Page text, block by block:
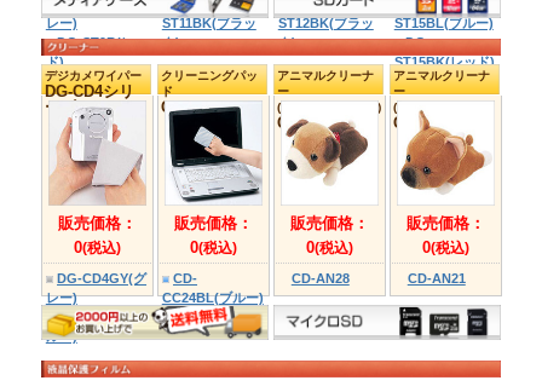
販売価格：
0(税込)
DG-
BG43BK(ブラッ
ク)
販売価格：
0(税込)
DG-
BG41BK(ブラ
ク)